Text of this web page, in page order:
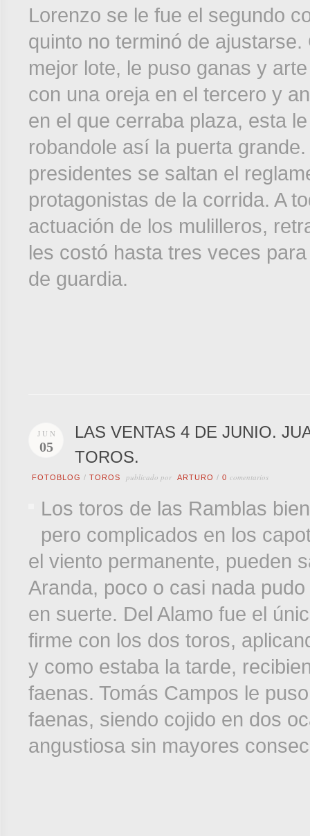
Lorenzo se le fue el segundo
quinto no terminó de
mejor lote, le puso ganas y
con una oreja en el tercero y
en el que cerraba plaza, esta
robandole así la puerta
presidentes se saltan el
protagonistas de la corrida. A
actuación de los mulilleros,
les costó hasta tres veces
de guardia.
JUN
05
LAS VENTAS 4 DE JUNIO.
TOROS.
FOTOBLOG / TOROS publicado por ARTURO / 0 comentarios
Los toros de las Ramblas
pero complicados en los
el viento permanente, pueden
Aranda, poco o casi nada
en suerte. Del Alamo fue el
firme con los dos toros,
y como estaba la tarde,
faenas. Tomás Campos le
faenas, siendo cojido en dos
angustiosa sin mayores